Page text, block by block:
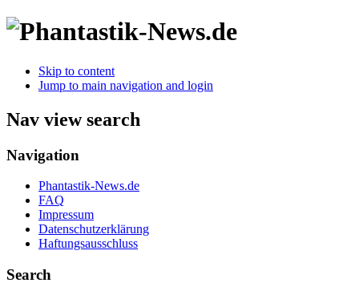
Skip to content
Jump to main navigation and login
Nav view search
Navigation
Phantastik-News.de
FAQ
Impressum
Datenschutzerklärung
Haftungsausschluss
Search